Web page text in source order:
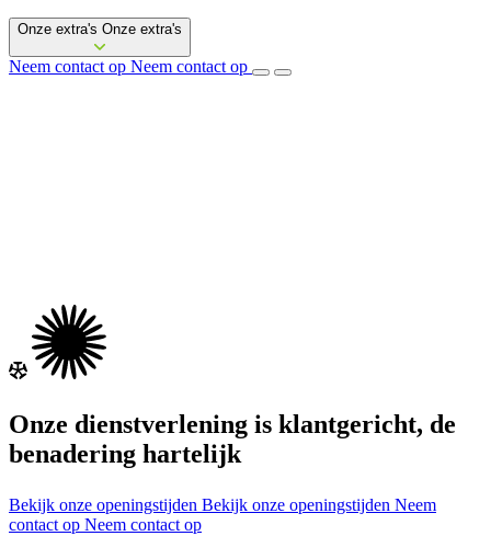
Onze extra's Onze extra's
Neem contact op Neem contact op
Onze dienstverlening is klantgericht, de
benadering hartelijk
Bekijk onze openingstijden Bekijk onze openingstijden Neem
contact op Neem contact op